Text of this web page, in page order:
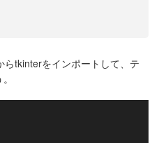
tkinterをインポートして、テ